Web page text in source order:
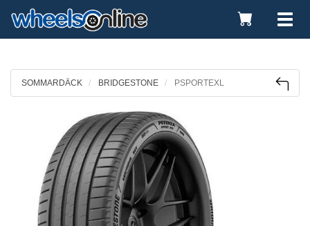
Toggle
Cart
SOMMARDÄCK BRIDGESTONE PSPORTEXL